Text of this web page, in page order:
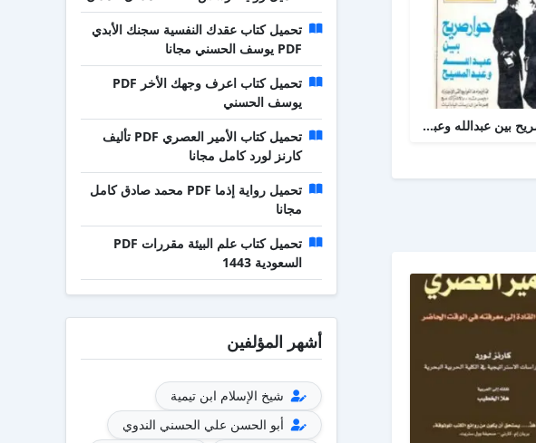
حوار صريح بين عبدالله وعبدالمسيح
تحميل كتاب عقدك النفسية سجنك الأبدي
PDF يوسف الحسني مجانا
تحميل كتاب اعرف وجهك الأخر PDF
يوسف الحسني
تحميل كتاب الأمير العصري PDF تأليف
كارنز لورد كامل مجانا
تحميل رواية إذما PDF محمد صادق كامل
مجانا
تحميل كتاب علم البيئة مقررات PDF
السعودية 1443
أشهر المؤلفين
شيخ الإسلام ابن تيمية
أبو الحسن علي الحسني الندوي